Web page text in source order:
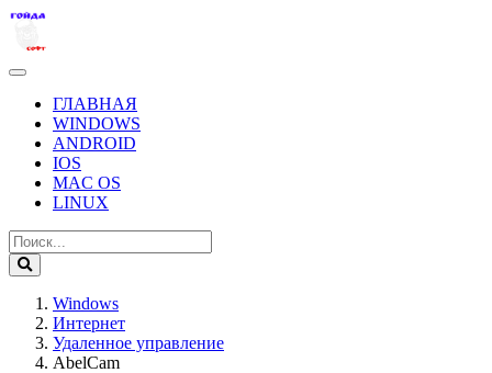
ГЛАВНАЯ
WINDOWS
ANDROID
IOS
MAC OS
LINUX
Windows
Интернет
Удаленное управление
AbelCam